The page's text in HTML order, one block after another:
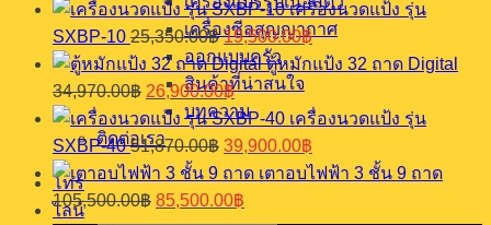
เครื่องซีลสุญญากาศ
ออกแบบครัว
สินค้าที่น่าสนใจ
บทความ
ติดต่อเรา
โทร
ไลน์
1
โถ
15
ลิตร
ชิ้น
was:
46,800.00฿.
is:
36,000.00฿.
เครื่องนวดแป้ง รุ่น
SXBP-10 25,350.00฿ Original
price
was:
25,350.00฿.
19,500.00฿Current
price
is:
ตู้หมักแป้ง 32 ถาด Digital
34,970.00฿ Original
price
was:
34,970.00฿.
26,900.00฿Current
price
is:
26,900.00฿.
เครื่องนวดแป้ง รุ่น
SXBP-40 51,870.00฿ Original
price
was:
51,870.00฿.
39,900.00฿
price
is:
เตาอบไฟฟ้า 3 ชั้น 9 ถาด
105,500.00฿ Original
price
85,500.00฿
price